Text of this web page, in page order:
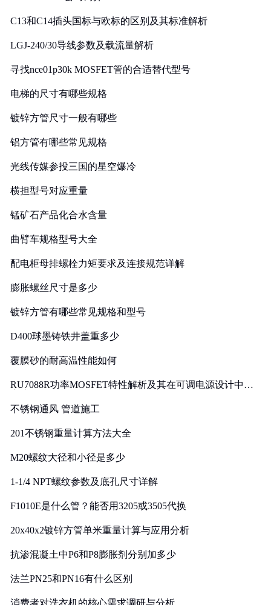
C13和C14插头国标与欧标的区别及其标准解析
LGJ-240/30导线参数及载流量解析
寻找nce01p30k MOSFET管的合适替代型号
电梯的尺寸有哪些规格
镀锌方管尺寸一般有哪些
铝方管有哪些常见规格
光线传媒参投三国的星空爆冷
横担型号对应重量
锰矿石产品化合水含量
曲臂车规格型号大全
配电柜母排螺栓力矩要求及连接规范详解
膨胀螺丝尺寸是多少
镀锌方管有哪些常见规格和型号
D400球墨铸铁井盖重多少
覆膜砂的耐高温性能如何
RU7088R功率MOSFET特性解析及其在可调电源设计中的
不锈钢通风 管道施工
201不锈钢重量计算方法大全
M20螺纹大径和小径是多少
1-1/4 NPT螺纹参数及底孔尺寸详解
F1010E是什么管？能否用3205或3505代换
20x40x2镀锌方管单米重量计算与应用分析
抗渗混凝土中P6和P8膨胀剂分别加多少
法兰PN25和PN16有什么区别
消费者对洗衣机的核心需求调研与分析